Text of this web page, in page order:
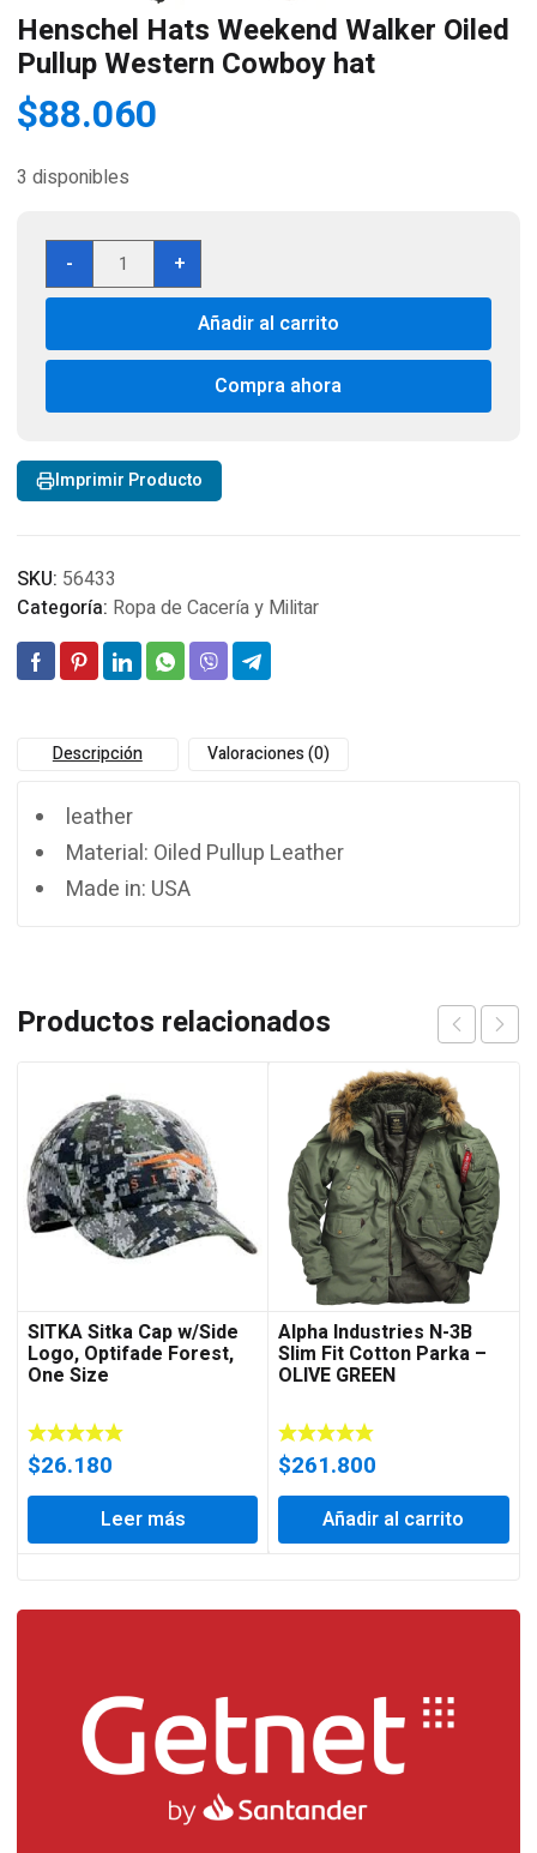
Henschel Hats Weekend Walker Oiled
Pullup Western Cowboy hat
$88.060
3 disponibles
-
Henschel
Hats
Weekend
Oiled
Western
hat
cantidad
+
Añadir al carrito
Compra ahora
Imprimir Producto
SKU: 56433
Categoría: Ropa de Cacería y Militar
Descripción Valoraciones (0)
leather
Material: Oiled Pullup Leather
Made in: USA
Productos relacionados
SITKA Sitka Cap w/Side
Logo, Optifade Forest,
One Size
$26.180
Leer más
Alpha Industries N-3B
Slim Fit Cotton Parka –
OLIVE GREEN
$261.800
Añadir al carrito